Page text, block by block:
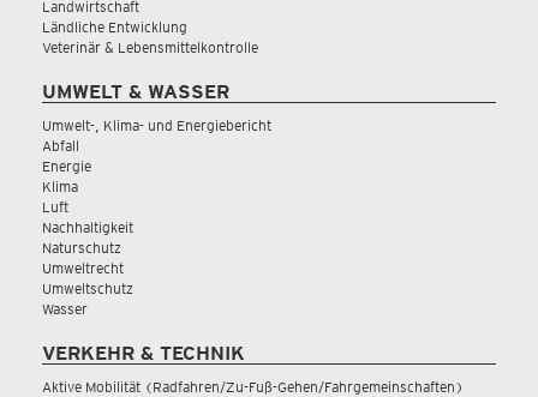
Landwirtschaft
Ländliche Entwicklung
Veterinär & Lebensmittelkontrolle
UMWELT & WASSER
Umwelt-, Klima- und Energiebericht
Abfall
Energie
Klima
Luft
Nachhaltigkeit
Naturschutz
Umweltrecht
Umweltschutz
Wasser
VERKEHR & TECHNIK
Aktive Mobilität (Radfahren/Zu-Fuß-Gehen/Fahrgemeinschaften)